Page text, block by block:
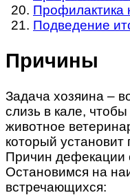
Профилактика
Подведение
Причины
Задача хозяина –
слизь в кале,
животное
который установит
Причин дефекации
Остановимся на
встречающихся: